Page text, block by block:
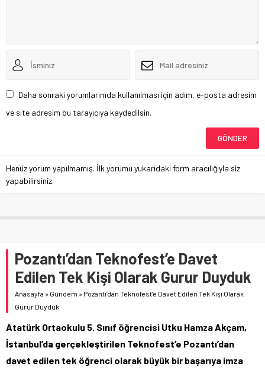
Daha sonraki yorumlarımda kullanılması için adım, e-posta adresim
ve site adresim bu tarayıcıya kaydedilsin.
Henüz yorum yapılmamış. İlk yorumu yukarıdaki form aracılığıyla siz
yapabilirsiniz.
Pozantı’dan Teknofest’e Davet
Edilen Tek Kişi Olarak Gurur Duyduk
Anasayfa » Gündem » Pozantı’dan Teknofest’e Davet Edilen Tek Kişi Olarak
Gurur Duyduk
Atatürk Ortaokulu 5. Sınıf öğrencisi Utku Hamza Akçam,
İstanbul’da gerçekleştirilen Teknofest’e Pozantı’dan
davet edilen tek öğrenci olarak büyük bir başarıya imza